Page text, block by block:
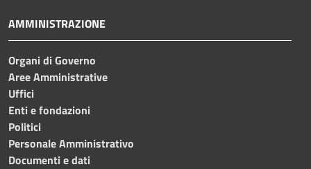
AMMINISTRAZIONE
Organi di Governo
Aree Amministrative
Uffici
Enti e fondazioni
Politici
Personale Amministrativo
Documenti e dati